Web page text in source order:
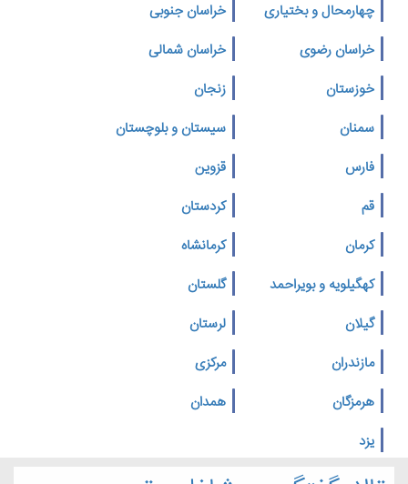
چهارمحال و بختیاری
خراسان جنوبی
خراسان رضوی
خراسان شمالی
خوزستان
زنجان
سمنان
سیستان و بلوچستان
فارس
قزوین
قم
کردستان
کرمان
کرمانشاه
کهگیلویه و بویراحمد
گلستان
گیلان
لرستان
مازندران
مرکزی
هرمزگان
همدان
یزد